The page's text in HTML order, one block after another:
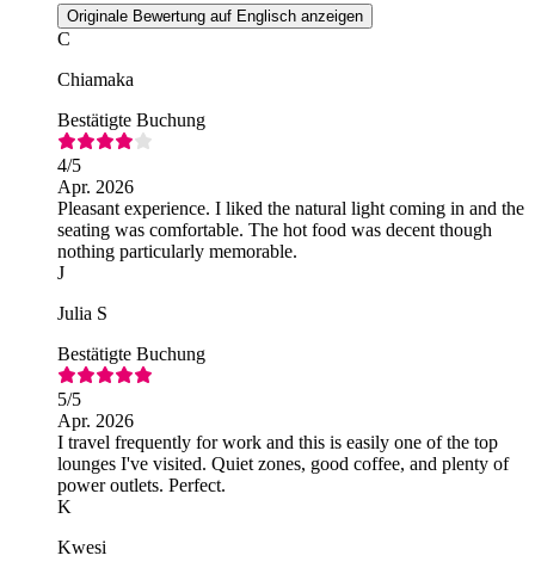
Originale Bewertung auf Englisch anzeigen
C
Chiamaka
Bestätigte Buchung
4/5
Apr. 2026
Pleasant experience. I liked the natural light coming in and the
seating was comfortable. The hot food was decent though
nothing particularly memorable.
J
Julia S
Bestätigte Buchung
5/5
Apr. 2026
I travel frequently for work and this is easily one of the top
lounges I've visited. Quiet zones, good coffee, and plenty of
power outlets. Perfect.
K
Kwesi